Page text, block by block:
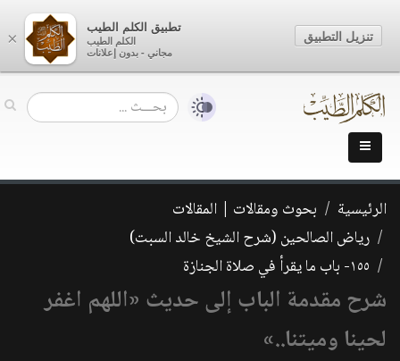
الرئيسية
بحوث ومقالات | المقالات
رياض الصالحين (شرح الشيخ خالد السبت)
١٥٥- باب ما يقرأ في صلاة الجنازة
شرح مقدمة الباب إلى حديث «اللهم اغفر
لحينا وميتنا..»
×
تطبيق الكلم الطيب
الكلم الطيب
مجاني - بدون إعلانات
تنزيل التطبيق